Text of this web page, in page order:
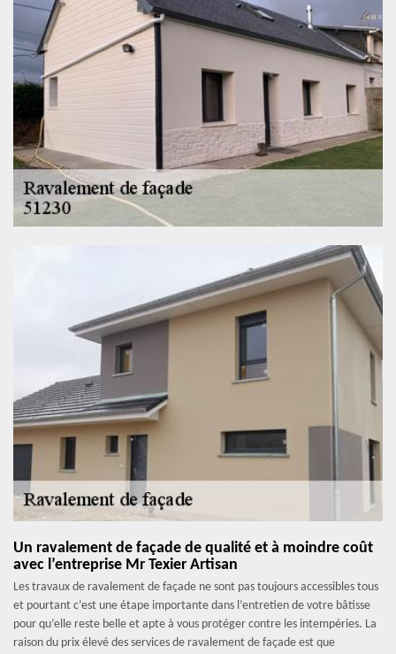
Un ravalement de façade de qualité et à moindre coût
avec l’entreprise Mr Texier Artisan
Les travaux de ravalement de façade ne sont pas toujours accessibles tous
et pourtant c’est une étape importante dans l’entretien de votre bâtisse
pour qu’elle reste belle et apte à vous protéger contre les intempéries. La
raison du prix élevé des services de ravalement de façade est que